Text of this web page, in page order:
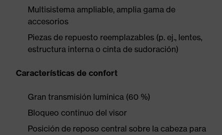
Multisistema ampliable, amplia gama de
accesorios
Piezas de repuesto reemplazables (p. ej., lentes,
estructura interna o cinta de sudoración)
Características de confort
Gran transmisión lumínica (60 %)
Bloqueo continuo del visor
Posición de reposo central sobre la cabeza para